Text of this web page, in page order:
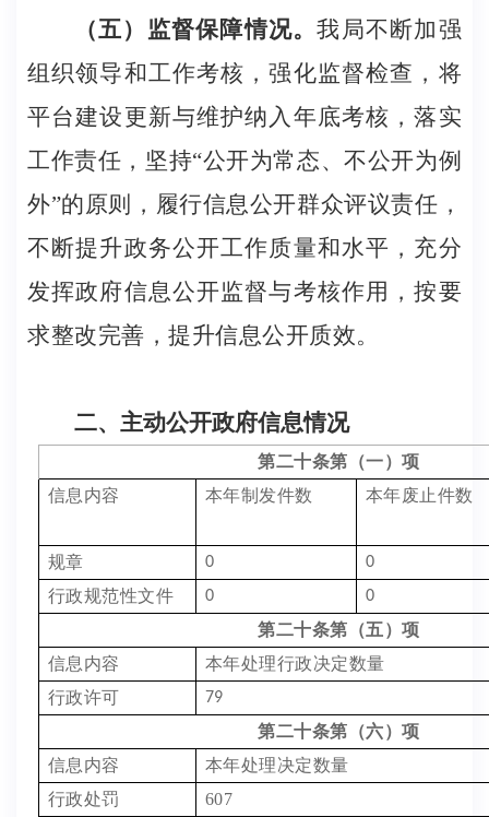
（五）监督保障情况。我局不断加强
组织领导和工作考核，强化监督检查，将
平台建设更新与维护纳入年底考核，落实
工作责任，坚持“公开为常态、不公开为例
外”的原则，履行信息公开群众评议责任，
不断提升政务公开工作质量和水平，充分
发挥政府信息公开监督与考核作用，按要
求整改完善，提升信息公开质效。
二、主动公开政府信息情况
第二十条第（一）项
信息内容
本年制发件数 本年废止件数
规章 0 0
行政规范性文件 0 0
第二十条第（五）项
信息内容
本年处理行政决定数量
行政许可
79
第二十条第（六）项
信息内容
本年处理决定数量
行政处罚
607